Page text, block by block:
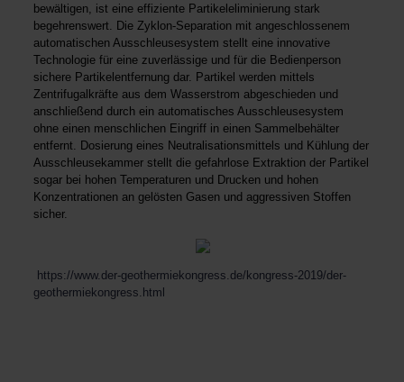
bewältigen, ist eine effiziente Partikeleliminierung stark
begehrenswert. Die Zyklon-Separation mit angeschlossenem
automatischen Ausschleusesystem stellt eine innovative
Technologie für eine zuverlässige und für die Bedienperson
sichere Partikelentfernung dar. Partikel werden mittels
Zentrifugalkräfte aus dem Wasserstrom abgeschieden und
anschließend durch ein automatisches Ausschleusesystem
ohne einen menschlichen Eingriff in einen Sammelbehälter
entfernt. Dosierung eines Neutralisationsmittels und Kühlung der
Ausschleusekammer stellt die gefahrlose Extraktion der Partikel
sogar bei hohen Temperaturen und Drucken und hohen
Konzentrationen an gelösten Gasen und aggressiven Stoffen
sicher.
https://www.der-geothermiekongress.de/kongress-2019/der-
geothermiekongress.html